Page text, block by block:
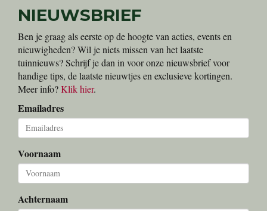
NIEUWSBRIEF
Ben je graag als eerste op de hoogte van acties, events en
nieuwigheden? Wil je niets missen van het laatste
tuinnieuws? Schrijf je dan in voor onze nieuwsbrief voor
handige tips, de laatste nieuwtjes en exclusieve kortingen.
Meer info?Klik hier.
Emailadres
Voornaam
Achternaam